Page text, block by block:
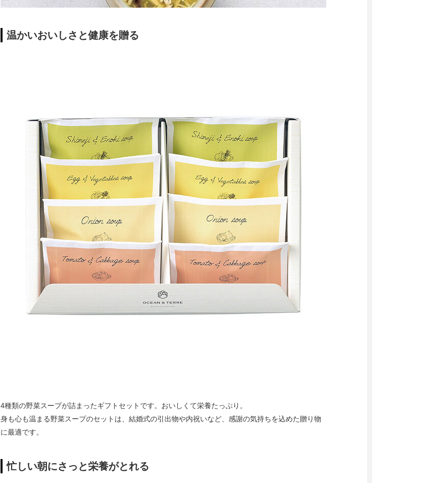
温かいおいしさと健康を贈る
4種類の野菜スープが詰まったギフトセットです。おいしくて栄養たっぷり。
身も心も温まる野菜スープのセットは、結婚式の引出物や内祝いなど、感謝の気持ちを込めた贈り物
に最適です。
忙しい朝にさっと栄養がとれる